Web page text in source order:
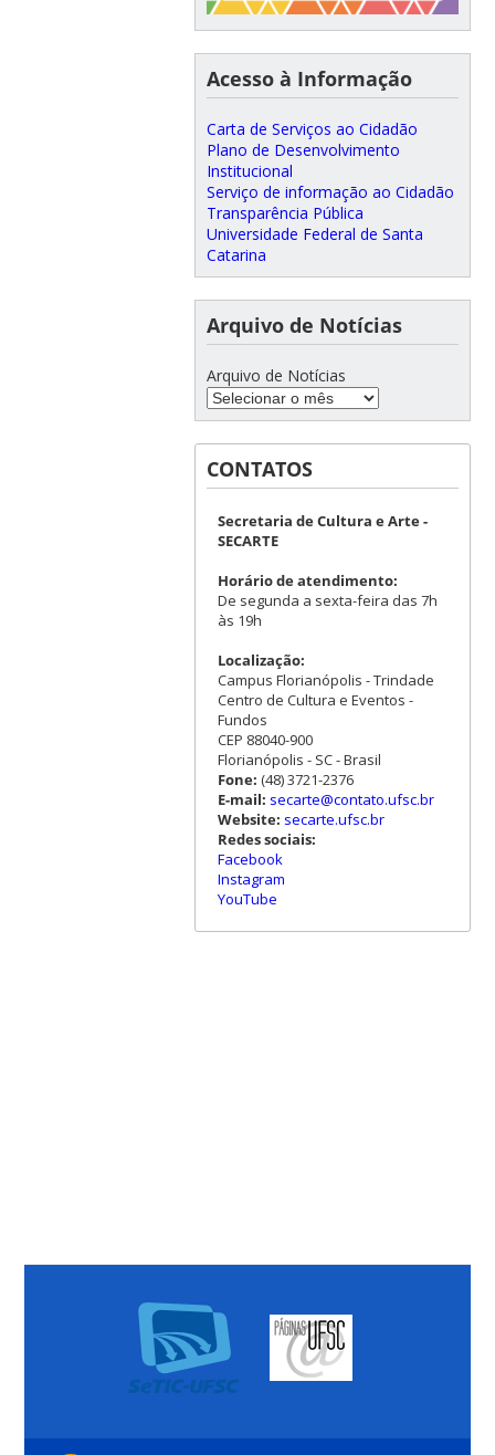
Acesso à Informação
Carta de Serviços ao Cidadão
Plano de Desenvolvimento
Institucional
Serviço de informação ao Cidadão
Transparência Pública
Universidade Federal de Santa
Catarina
Arquivo de Notícias
Arquivo de Notícias
CONTATOS
Secretaria de Cultura e Arte -
SECARTE
Horário de atendimento:
De segunda a sexta-feira das 7h
às 19h
Localização:
Campus Florianópolis - Trindade
Centro de Cultura e Eventos -
Fundos
CEP 88040-900
Florianópolis - SC - Brasil
Fone: (48) 3721-2376
E-mail: secarte@contato.ufsc.br
Website: secarte.ufsc.br
Redes sociais:
Facebook
Instagram
YouTube